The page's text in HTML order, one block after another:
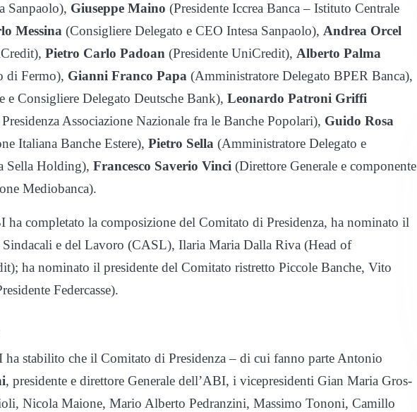
Sanpaolo), Giuseppe Maino (Presidente Iccrea Banca – Istituto Centrale
Messina (Consigliere Delegato e CEO Intesa Sanpaolo), Andrea Orcel
Pietro Carlo Padoan (Presidente UniCredit), Alberto Palma
di Fermo), Gianni Franco Papa (Amministratore Delegato BPER Banca),
e Consigliere Delegato Deutsche Bank), Leonardo Patroni Griffi
Associazione Nazionale fra le Banche Popolari), Guido Rosa
Italiana Banche Estere), Pietro Sella (Amministratore Delegato e
Sella Holding), Francesco Saverio Vinci (Direttore Generale e componente
Mediobanca).
completato la composizione del Comitato di Presidenza, ha nominato il
e del Lavoro (CASL), Ilaria Maria Dalla Riva (Head of
ha nominato il presidente del Comitato ristretto Piccole Banche, Vito
Federcasse).
stabilito che il Comitato di Presidenza – di cui fanno parte Antonio
, presidente e direttore Generale dell’ABI, i vicepresidenti Gian Maria Gros-
Nicola Maione, Mario Alberto Pedranzini, Massimo Tononi, Camillo